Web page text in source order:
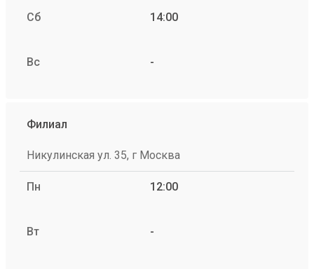
Сб 14:00
Вс -
Филиал
Никулинская ул. 35, г Москва
Пн 12:00
Вт -